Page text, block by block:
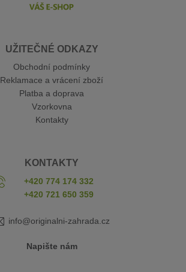
UŽITEČNÉ ODKAZY
Obchodní podmínky
Reklamace a vrácení zboží
Platba a doprava
Vzorkovna
Kontakty
KONTAKTY
+420 774 174 332
+420 721 650 359
info@originalni-zahrada.cz
Napište nám